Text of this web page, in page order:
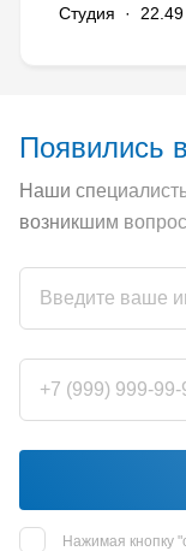
Студия ·
Появились
Наши
возникшим
Нажимая кнопку